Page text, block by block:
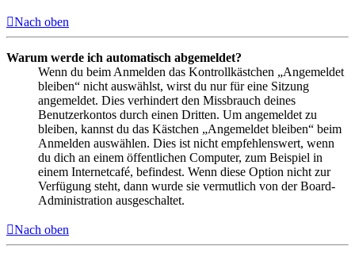
Nach oben
Warum werde ich automatisch abgemeldet?
Wenn du beim Anmelden das Kontrollkästchen „Angemeldet
bleiben“ nicht auswählst, wirst du nur für eine Sitzung
angemeldet. Dies verhindert den Missbrauch deines
Benutzerkontos durch einen Dritten. Um angemeldet zu
bleiben, kannst du das Kästchen „Angemeldet bleiben“ beim
Anmelden auswählen. Dies ist nicht empfehlenswert, wenn
du dich an einem öffentlichen Computer, zum Beispiel in
einem Internetcafé, befindest. Wenn diese Option nicht zur
Verfügung steht, dann wurde sie vermutlich von der Board-
Administration ausgeschaltet.
Nach oben